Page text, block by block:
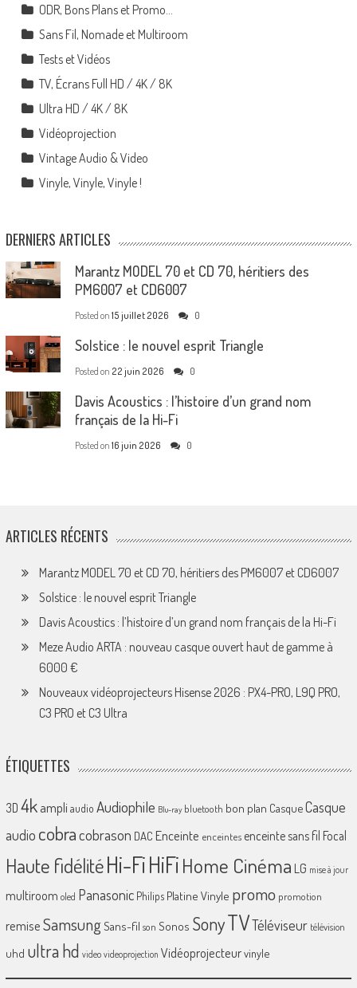
ODR, Bons Plans et Promo…
Sans Fil, Nomade et Multiroom
Tests et Vidéos
TV, Écrans Full HD / 4K / 8K
Ultra HD / 4K / 8K
Vidéoprojection
Vintage Audio & Video
Vinyle, Vinyle, Vinyle !
DERNIERS ARTICLES
Marantz MODEL 70 et CD 70, héritiers des
PM6007 et CD6007
Posted on 15 juillet 2026 0
Solstice : le nouvel esprit Triangle
Posted on 22 juin 2026 0
Davis Acoustics : l’histoire d’un grand nom
français de la Hi-Fi
Posted on 16 juin 2026 0
ARTICLES RÉCENTS
Marantz MODEL 70 et CD 70, héritiers des PM6007 et CD6007
Solstice : le nouvel esprit Triangle
Davis Acoustics : l’histoire d’un grand nom français de la Hi-Fi
Meze Audio ARTA : nouveau casque ouvert haut de gamme à
6000 €
Nouveaux vidéoprojecteurs Hisense 2026 : PX4-PRO, L9Q PRO,
C3 PRO et C3 Ultra
ÉTIQUETTES
3D 4k ampliaudio Audiophile Blu-ray bluetooth bon plan CasqueCasque
audio cobracobrason DAC Enceinte enceintes enceinte sans fil Focal
Haute fidélitéHi-FiHiFiHome Cinéma LG mise à jour
multiroom oled Panasonic Philips Platine Vinyle promo promotion
remiseSamsungSans-fil son Sonos SonyTVTéléviseur télévision
uhd ultra hd video videoprojection Vidéoprojecteurvinyle